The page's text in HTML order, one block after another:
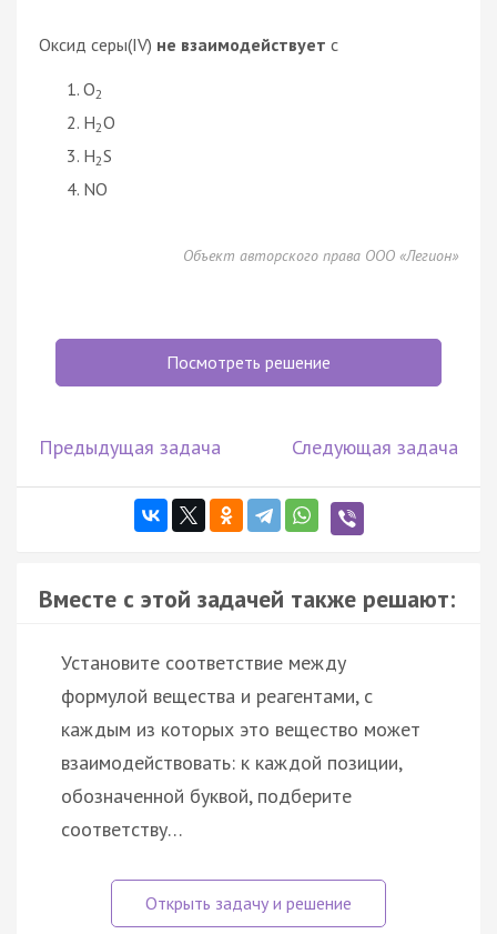
Оксид серы(IV) не взаимодействует с
O2
H2O
H2S
NO
Объект авторского права ООО «Легион»
Посмотреть решение
Предыдущая задача Следующая задача
Вместе с этой задачей также решают:
Установите соответствие между
формулой вещества и реагентами, с
каждым из которых это вещество может
взаимодействовать: к каждой позиции,
обозначенной буквой, подберите
соответству…